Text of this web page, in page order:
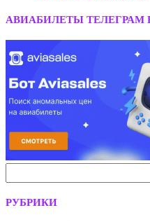
АВИАБИЛЕТЫ ТЕЛЕГРАМ
РУБРИКИ